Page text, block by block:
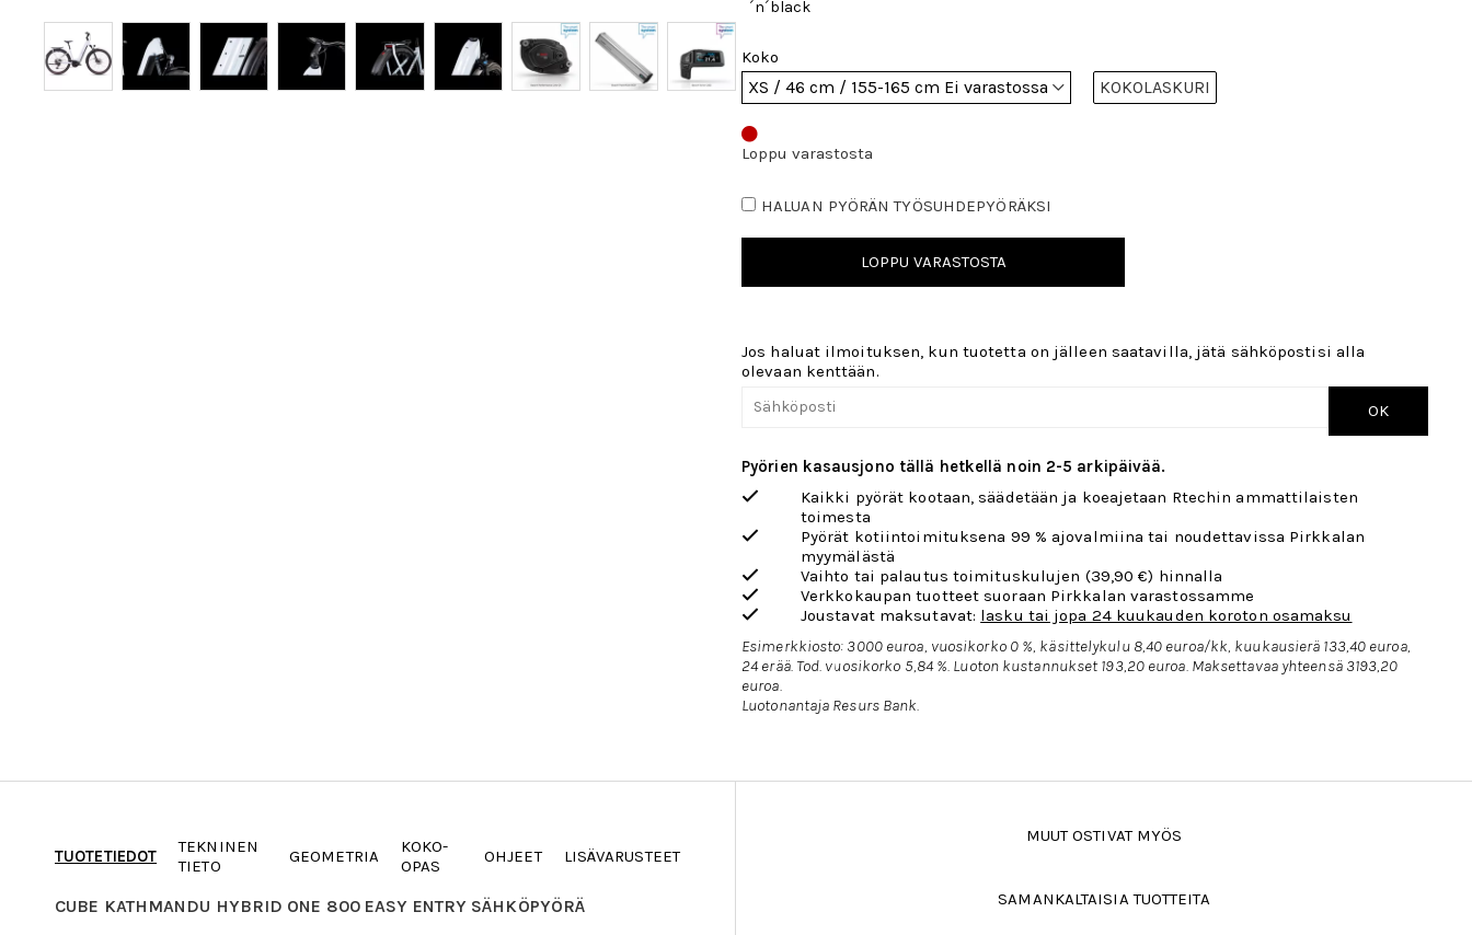
´n´black
Koko
KOKOLASKURI
Loppu varastosta
HALUAN PYÖRÄN TYÖSUHDEPYÖRÄKSI
LOPPU VARASTOSTA
Jos haluat ilmoituksen, kun tuotetta on jälleen saatavilla, jätä sähköpostisi alla
olevaan kenttään.
OK
Pyörien kasausjono tällä hetkellä noin 2-5 arkipäivää.
Kaikki pyörät kootaan, säädetään ja koeajetaan Rtechin ammattilaisten
toimesta
Pyörät kotiintoimituksena 99 % ajovalmiina tai noudettavissa Pirkkalan
myymälästä
Vaihto tai palautus toimituskulujen (39,90 €) hinnalla
Verkkokaupan tuotteet suoraan Pirkkalan varastossamme
Joustavat maksutavat: lasku tai jopa 24 kuukauden koroton osamaksu
Esimerkkiosto: 3000 euroa, vuosikorko 0 %, käsittelykulu 8,40 euroa/kk, kuukausierä 133,40 euroa,
24 erää. Tod. vuosikorko 5,84 %. Luoton kustannukset 193,20 euroa. Maksettavaa yhteensä 3193,20
euroa.
Luotonantaja Resurs Bank.
TUOTETIEDOT
TEKNINEN
TIETO
GEOMETRIA
KOKO-
OPAS
OHJEET LISÄVARUSTEET
CUBE KATHMANDU HYBRID ONE 800 EASY ENTRY SÄHKÖPYÖRÄ
MUUT OSTIVAT MYÖS
SAMANKALTAISIA TUOTTEITA